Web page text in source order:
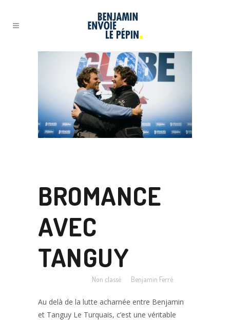
BROMANCE
AVEC
TANGUY
Non classé Benjamin Ferré
Au delà de la lutte acharnée entre Benjamin
et Tanguy Le Turquais, c’est une véritable